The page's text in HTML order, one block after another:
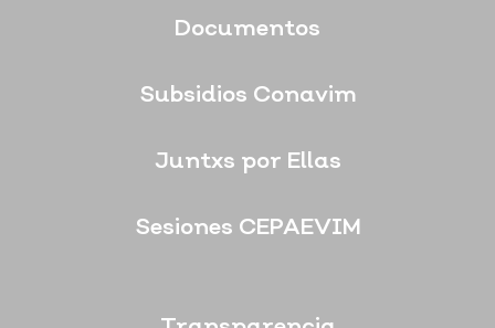
Documentos
Subsidios Conavim
Juntxs por Ellas
Sesiones CEPAEVIM